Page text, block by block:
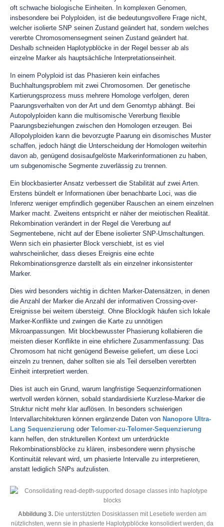
oft schwache biologische Einheiten. In komplexen Genomen,
insbesondere bei Polyploiden, ist die bedeutungsvollere Frage nicht,
welcher isolierte SNP seinen Zustand geändert hat, sondern welches
vererbte Chromosomensegment seinen Zustand geändert hat.
Deshalb schneiden Haplotypblöcke in der Regel besser ab als
einzelne Marker als hauptsächliche Interpretationseinheit.
In einem Polyploid ist das Phasieren kein einfaches
Buchhaltungsproblem mit zwei Chromosomen. Der genetische
Kartierungsprozess muss mehrere Homologe verfolgen, deren
Paarungsverhalten von der Art und dem Genomtyp abhängt. Bei
Autopolyploiden kann die multisomische Vererbung flexible
Paarungsbeziehungen zwischen den Homologen erzeugen. Bei
Allopolyploiden kann die bevorzugte Paarung ein disomisches Muster
schaffen, jedoch hängt die Unterscheidung der Homologen weiterhin
davon ab, genügend dosisaufgelöste Markerinformationen zu haben,
um subgenomische Segmente zuverlässig zu trennen.
Ein blockbasierter Ansatz verbessert die Stabilität auf zwei Arten.
Erstens bündelt er Informationen über benachbarte Loci, was die
Inferenz weniger empfindlich gegenüber Rauschen an einem einzelnen
Marker macht. Zweitens entspricht er näher der meiotischen Realität.
Rekombination verändert in der Regel die Vererbung auf
Segmentebene, nicht auf der Ebene isolierter SNP-Umschaltungen.
Wenn sich ein phasierter Block verschiebt, ist es viel
wahrscheinlicher, dass dieses Ereignis eine echte
Rekombinationsgrenze darstellt als ein einzelner inkonsistenter
Marker.
Dies wird besonders wichtig in dichten Marker-Datensätzen, in denen
die Anzahl der Marker die Anzahl der informativen Crossing-over-
Ereignisse bei weitem übersteigt. Ohne Blocklogik häufen sich lokale
Marker-Konflikte und zwingen die Karte zu unnötigen
Mikroanpassungen. Mit blockbewusster Phasierung kollabieren die
meisten dieser Konflikte in eine ehrlichere Zusammenfassung: Das
Chromosom hat nicht genügend Beweise geliefert, um diese Loci
einzeln zu trennen, daher sollten sie als Teil derselben vererbten
Einheit interpretiert werden.
Dies ist auch ein Grund, warum langfristige Sequenzinformationen
wertvoll werden können, sobald standardisierte Kurzlese-Marker die
Struktur nicht mehr klar auflösen. In besonders schwierigen
Intervallarchitekturen können ergänzende Daten von Nanopore Ultra-
Lang Sequenzierung oder Telomer-zu-Telomer-Sequenzierung
kann helfen, den strukturellen Kontext um unterdrückte
Rekombinationsblöcke zu klären, insbesondere wenn physische
Kontinuität relevant wird, um phasierte Intervalle zu interpretieren,
anstatt lediglich SNPs aufzulisten.
Abbildung 3.Die unterstützten Dosisklassen mit Lesetiefe werden am
nützlichsten, wenn sie in phasierte Haplotypblöcke konsolidiert werden, da